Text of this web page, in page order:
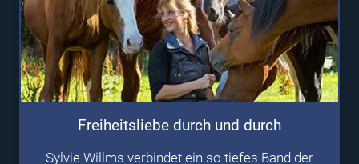
Freiheitsliebe durch und durch
Sylvie Willms verbindet ein so tiefes Band der